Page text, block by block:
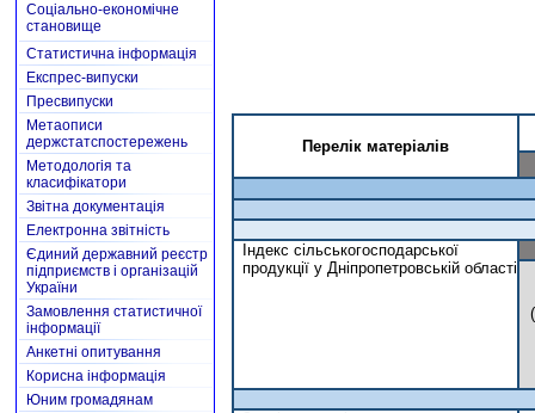
Соціально-економічне
становище
Статистична інформація
Експрес-випуски
Пресвипуски
Метаописи
держстатспостережень
Методологія та
класифікатори
Звітна документація
Електронна звітність
Єдиний державний реєстр
підприємств і організацій
України
Замовлення статистичної
інформації
Анкетні опитування
Корисна інформація
Юним громадянам
Перелік матеріалів
Індекс сільськогосподарської
продукції у Дніпропетровській області